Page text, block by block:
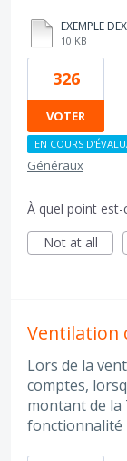
EXEMPLE
10 KB
326
VOTER
EN COURS
Généraux
À quel point
Not at all
Ventilation
Lors de la
comptes,
montant de la
fonctionnalité